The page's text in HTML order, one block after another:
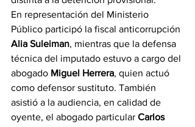
En representación del Ministerio
Público participó la fiscal anticorrupción
Alia Suleiman, mientras que la defensa
técnica del imputado estuvo a cargo del
abogado Miguel Herrera, quien actuó
como defensor sustituto. También
asistió a la audiencia, en calidad de
oyente, el abogado particular Carlos